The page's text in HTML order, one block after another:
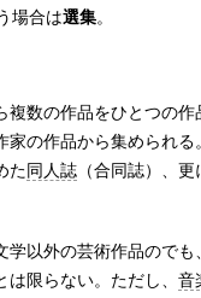
場合は選集。
複数の作品をひとつの
の作品から集められる。
た同人誌（合同誌）、更
学以外の芸術作品ので
は限らない。ただし、 音